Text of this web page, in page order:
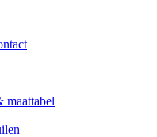
maattabel